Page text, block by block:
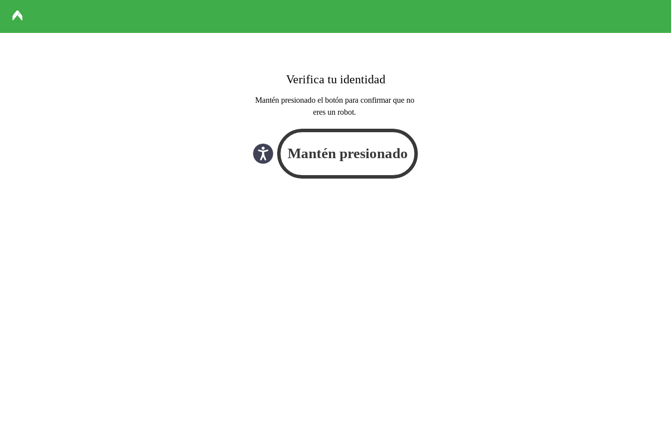
Verifica tu identidad
Mantén presionado el botón para confirmar que no
eres un robot.